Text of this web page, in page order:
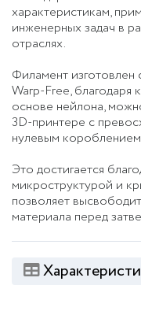
характеристикам,
инженерных задач в
отраслях.
Филамент изготовлен
Warp-Free,
основе нейлона,
3D-принтере с
нулевым
Это достигается
микроструктурой и
позволяет
материала перед